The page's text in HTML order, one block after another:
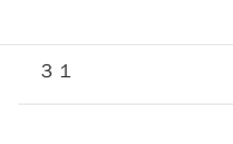
３１